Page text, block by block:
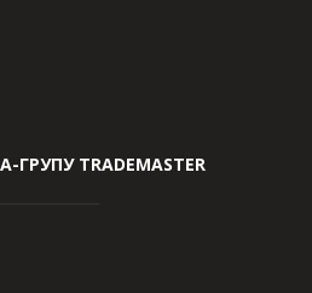
ГРУПУ TRADEMASTER